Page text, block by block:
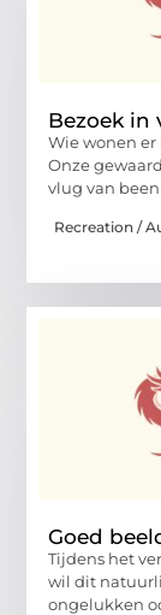
Bezoek in
Wie wonen
Onze
vlug van
Recreation /
Goed
Tijdens het
wil dit
ongelukken